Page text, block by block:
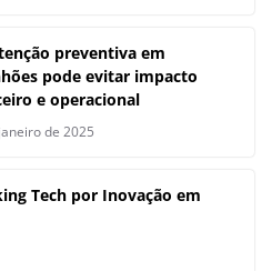
preventiva em
pode evitar impacto
e operacional
de 2025
Tech por Inovação em